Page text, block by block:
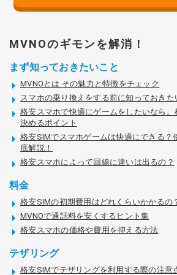
MVNOのギモンを解消！
まず知っておきたいこと
MVNOとは その魅力と特徴をチェック
スマホの乗り換えをする前に知っておきた
格安スマホで快適にゲームをしたいなら
決めるポイント
格安SIMでスマホゲームは快適にできる？
底解説！
格安スマホによって回線に違いは出るの？
料金
格安SIMの初期費用はどれくらいかかるの
MVNOで通話料を安くするヒント集
格安スマホの価格や費用を抑える方法
テザリング
格安SIMでテザリングを利用する際の注意